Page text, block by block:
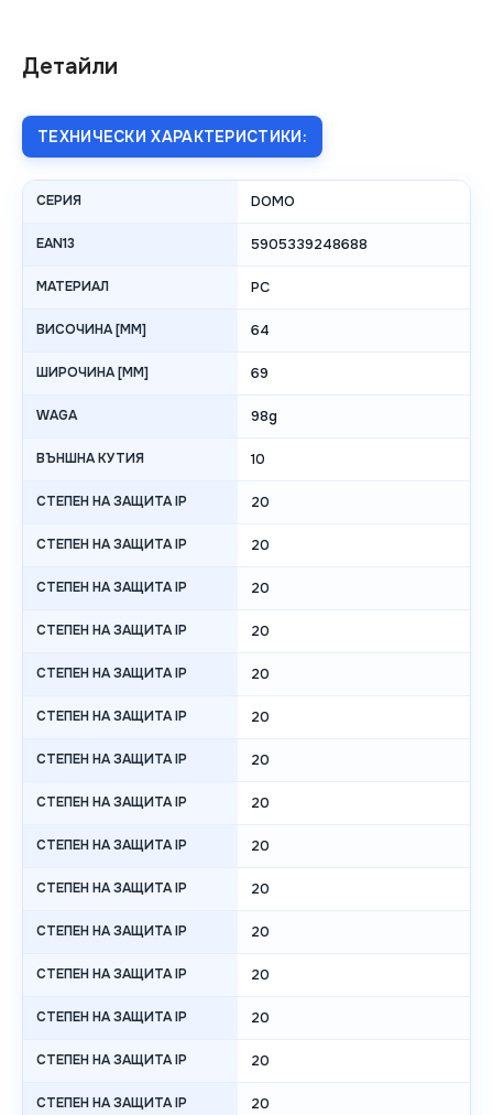
Детайли
ТЕХНИЧЕСКИ ХАРАКТЕРИСТИКИ:
СЕРИЯ DOMO
EAN13 5905339248688
МАТЕРИАЛ PC
ВИСОЧИНА [MM] 64
ШИРОЧИНА [MM] 69
WAGA 98g
ВЪНШНА КУТИЯ 10
СТЕПЕН НА ЗАЩИТА IP 20
СТЕПЕН НА ЗАЩИТА IP 20
СТЕПЕН НА ЗАЩИТА IP 20
СТЕПЕН НА ЗАЩИТА IP 20
СТЕПЕН НА ЗАЩИТА IP 20
СТЕПЕН НА ЗАЩИТА IP 20
СТЕПЕН НА ЗАЩИТА IP 20
СТЕПЕН НА ЗАЩИТА IP 20
СТЕПЕН НА ЗАЩИТА IP 20
СТЕПЕН НА ЗАЩИТА IP 20
СТЕПЕН НА ЗАЩИТА IP 20
СТЕПЕН НА ЗАЩИТА IP 20
СТЕПЕН НА ЗАЩИТА IP 20
СТЕПЕН НА ЗАЩИТА IP 20
СТЕПЕН НА ЗАЩИТА IP 20